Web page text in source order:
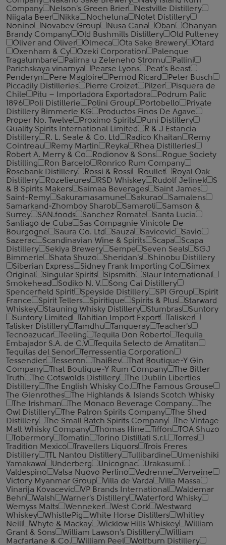
Company
Nelson's Green Brier
Nestville Distillery
Niigata Beer
Nikka Nocheluna
Nolet Distillery
Nonino
Novabev Group Nusa Cana Oban
Ohanyan
Brandy Company
Old Bushmills Distillery
Old Pulteney
Oliver and Oliver
Olmeca Ota Sake Brewery
Otard
Oxenham & Cy
Ozeki Corporation
Palenque
Tragalumbare
Palirna u Zeleneho Stromu
Pallini
Parichskaya vinarnya
Pearse Lyons
Peat's Beast
Penderyn
Pere Magloire Pernod Ricard
Peter Busch
Piccadily Distilleries
Pierre Croizet Pilzer
Pisquera de
Chile
Pitu – Importadora Exportadora
Podrum Palic
1896
Poli Distillerie Polini Group Portobello
Private
Distillery Bimmerle KG
Productos Finos De Agave
Proper No. Twelve
Proximo Spirits
Puni Distillery
Quality Spirits International Limited
R & J Estancia
Distillery
R. L. Seale & Co. Ltd Radico Khaitan
Remy
Cointreau
Remy Martin Reyka
Rhea Distilleries
Robert A. Merry & Co
Rodionov & Sons
Rogue Society
Distilling
Ron Barcelo
Ronrico Rum Company
Rosebank Distillery
Rossi & Rossi Roullet
Royal Oak
Distillery
Rozelieures RSD Whiskey Rudolf Jelinek
S
& B Spirits Makers
Saimaa Beverages
Saint James
Saint-Remy
Sakuramasamune Sakurao
Samalens
Samarkand-Zhomboy Sharob
Samaroli
Samson &
Surrey
SAN.foods Sanchez Romate
Santa Lucia
Santiago de Cuba
Sas Compagnie Vinicole De
Bourgogne
Saura Co. Ltd Sauza Savicevic
Savio
Sazerac
Scandinavian Wine & Spirits Scapa
Scapa
Distillery
Sekiya Brewery Sempe Seven Seals
SGJ
Bimmerle
Shata Shuzo Sheridan's
Shinobu Distillery
Siberian Express
Sidney Frank Importing Co
Simex
Original
Singular Spirits Sipsmith
Slaur International
Smokehead
Sodiko N. V.
Song Cai Distillery
Spencerfield Spirit
Speyside Distillery SPI Group
Spirit
France
Spirit Tellers Spiritique Spirits & Plus
Starward
Whiskey
Stauning Whisky Distillery Stumbras
Suntory
Suntory Limited
Tahitian Import Export
Talisker
Talisker Distillery
Tamdhu Tanqueray
Teacher's
Tecnoazucar
Teeling Tequila Don Roberto
Tequila
Embajador S.A. de C.V
Tequila Selecto de Amatitan
Tequilas del Senor
Terressentia Corporation
Tessendier
Tesseron ThaiBev
That Boutique-Y Gin
Company
That Boutique-Y Rum Company
The Bitter
Truth
The Cotswolds Distillery
The Dublin Liberties
Distillery
The English Whisky Co.
The Famous Grouse
The Glenrothes
The Highlands & Islands Scotch Whisky
The Irishman
The Monaco Beverage Company
The
Owl Distillery
The Patron Spirits Company
The Shed
Distillery
The Small Batch Spirits Company
The Vintage
Malt Whisky Company
Thomas Hine Tiffon
TOA Shuzo
Tobermory
Tomatin Torino Distillati S.r.l.
Torres
Tradition Mexico
Travellers Liquors
Trois Freres
Distillery
TTL Nantou Distillery Tullibardine
Umenishiki
Yamakawa
Underberg Unicognac
Urakasumi
Valdespino
Valsa Nuovo Perlino Vedrenne
Verveine
Victory Myanmar Group
Villa de Varda
Villa Massa
Vinarija Kovacevic
VP Brands International
Waldemar
Behn
Walsh Warner's Distillery
Waterford Whisky
Wemyss Malts
Wenneker West Cork
Westward
Whiskey
WhistlePig White Horse Distillers
Whitley
Neill
Whyte & Mackay Wicklow Hills Whiskey
William
Grant & Sons
William Lawson's Distillery
William
Macfarlane & Co.
William Peel Wolfburn Distillery